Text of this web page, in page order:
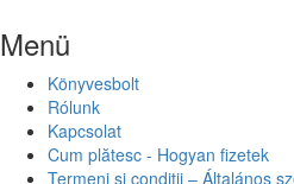
Menü
Könyvesbolt
Rólunk
Kapcsolat
Cum plătesc - Hogyan fizetek
Termeni și condiții – Általános